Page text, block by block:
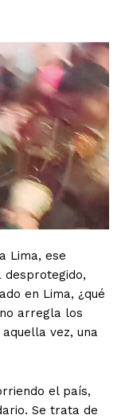
Lima, ese
desprotegido,
en Lima, ¿qué
arregla los
vez, una
el país,
Se trata de